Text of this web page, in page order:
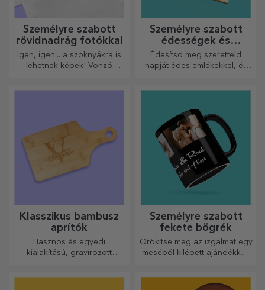
Személyre szabott
rövidnadrág fotókkal
Igen, igen... a szoknyákra is
lehetnek képek! Vonzó
Személyre szabott
édességek és
cukorkák
Édesítsd meg szeretteid
napját édes emlékekkel, és
édes, személyre szabott
ajándékot!
Klasszikus bambusz
aprítók
Hasznos és egyedi
kialakítású, gravírozott
Személyre szabott
fekete bögrék
Örökítse meg az izgalmat egy
meséből kilépett ajándékkal!
mindenkit lenyűgöznek, aki